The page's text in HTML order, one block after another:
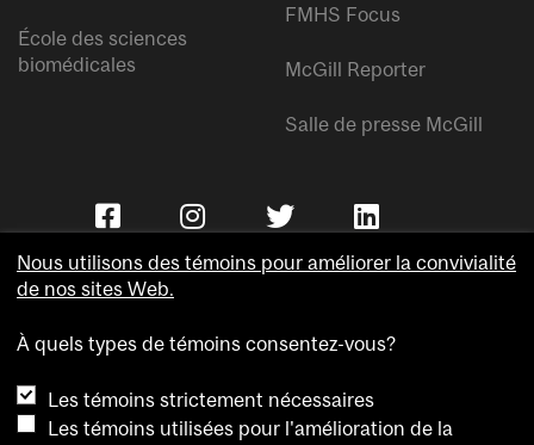
École des sciences
biomédicales
FMHS Focus
McGill Reporter
Salle de presse McGill
Accessibilité
Nous utilisons des témoins pour améliorer la convivialité
de nos sites Web.
À quels types de témoins consentez-vous?
Les témoins strictement nécessaires
Les témoins utilisées pour l'amélioration de la